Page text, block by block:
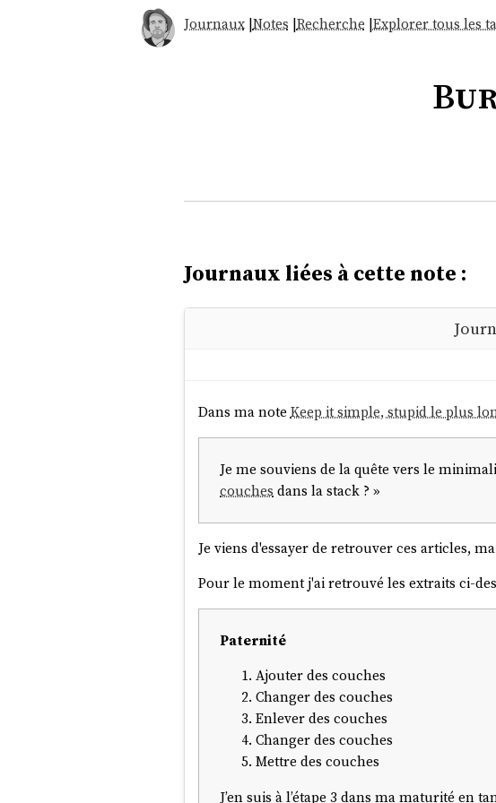
Journaux|Notes |Recherche |Explorer tous les
Journaux liées à cette note :
Dans ma noteKeep it simple, stupid le plus
Je me souviens de la quête vers le
couches dans la stack ? »
Je viens d'essayer de retrouver ces articles,
Pour le moment j'ai retrouvé les extraits ci-
Paternité
Ajouter des couches
Changer des couches
Enlever des couches
Changer des couches
Mettre des couches
J’en suis à l’étape 3 dans ma maturité en